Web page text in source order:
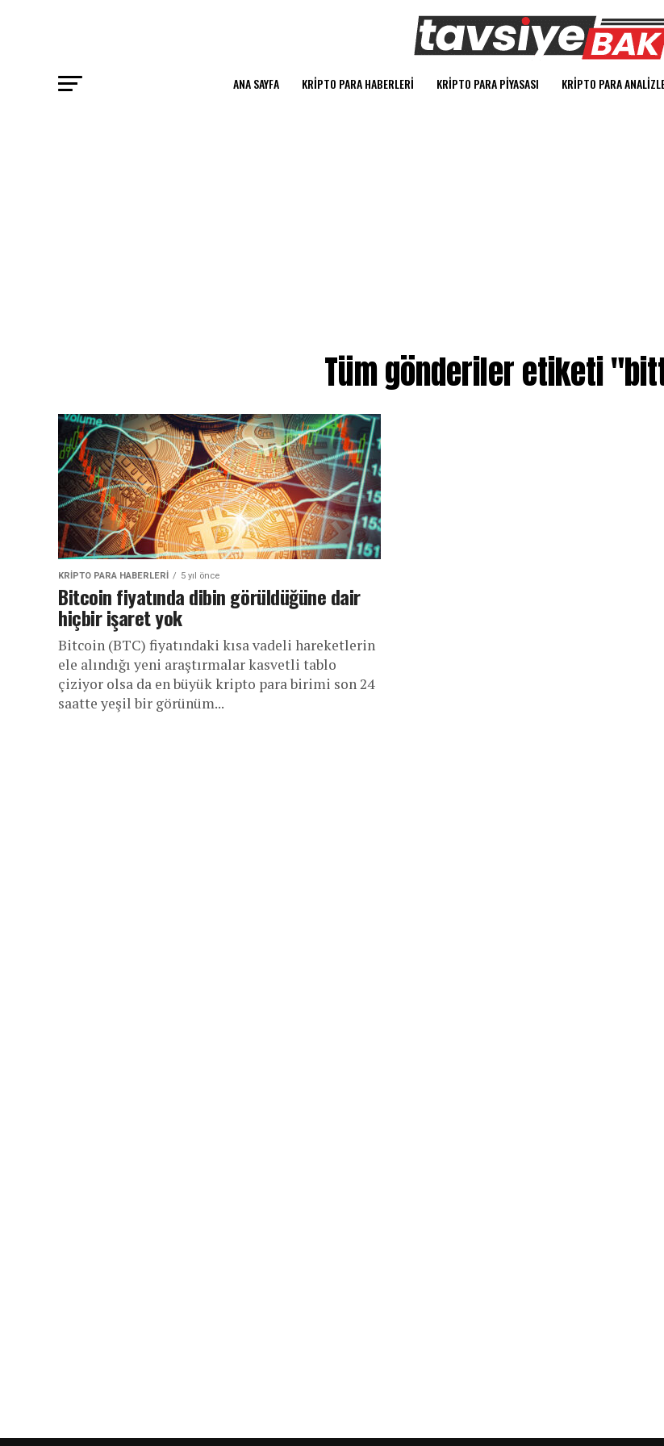
ANA SAYFA KRIPTO PARA HABERLERI KRIPTO PARA PIYASASI KRIPTO PARA
Tüm gönderiler etiketi
KRIPTO PARA HABERLERI 5 yıl önce
Bitcoin fiyatında dibin görüldüğüne dair
hiçbir işaret yok
Bitcoin (BTC) fiyatındaki kısa vadeli hareketlerin
ele alındığı yeni araştırmalar kasvetli tablo
çiziyor olsa da en büyük kripto para birimi son 24
saatte yeşil bir görünüm...